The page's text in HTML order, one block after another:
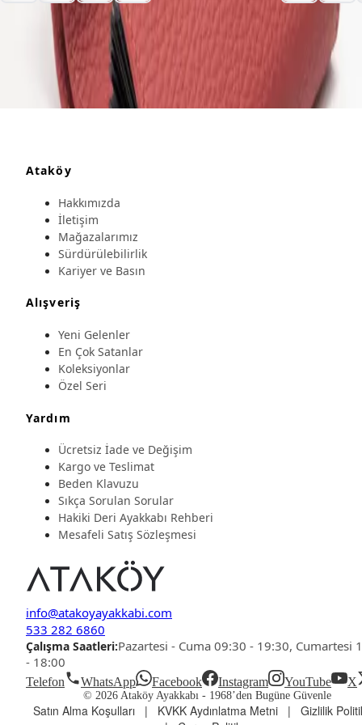
Ataköy
Hakkımızda
İletişim
Mağazalarımız
Sürdürülebilirlik
Kariyer ve Basın
Alışveriş
Yeni Gelenler
En Çok Satanlar
Koleksiyonlar
Özel Seri
Yardım
Ücretsiz İade ve Değişim
Kargo ve Teslimat
Beden Klavuzu
Sıkça Sorulan Sorular
Hakiki Deri Ayakkabı Rehberi
Mesafeli Satış Sözleşmesi
info@atakoyayakkabi.com
533 282 6860
Çalışma Saatleri:Pazartesi - Cuma 09:30 - 19:30, Cumartesi
- 18:00
Telefon WhatsApp Facebook Instagram YouTube X
© 2026 Ataköy Ayakkabı - 1968’den Bugüne Güvenle
Satın Alma Koşulları | KVKK Aydınlatma Metni |
Gizlilik